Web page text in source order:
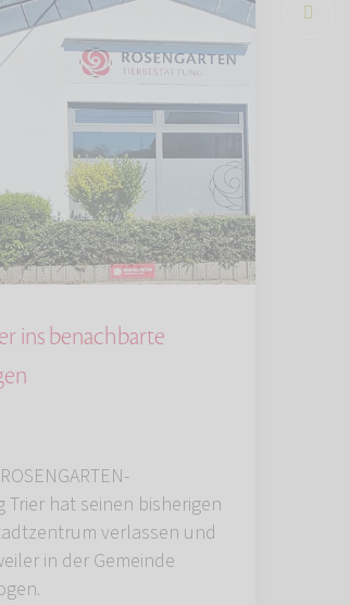
ins benachbarte
hat seinen bisherigen
verlassen und
in der Gemeinde